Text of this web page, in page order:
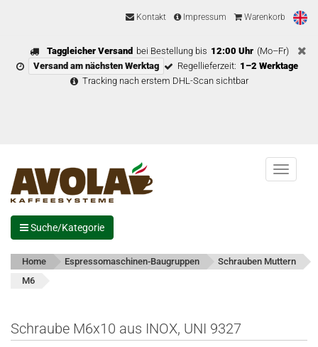
Kontakt Impressum Warenkorb
Taggleicher Versand bei Bestellung bis 12:00 Uhr (Mo–Fr)
Versand am nächsten Werktag
Regellieferzeit: 1–2 Werktage
Tracking nach erstem DHL-Scan sichtbar
Menu
Suche/Kategorie
Home Espressomaschinen-Baugruppen
Schrauben Muttern
M6
Schraube M6x10 aus INOX, UNI 9327